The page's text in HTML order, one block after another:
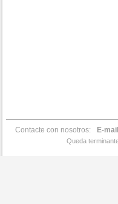
Contacte con nosotros: E-
Queda